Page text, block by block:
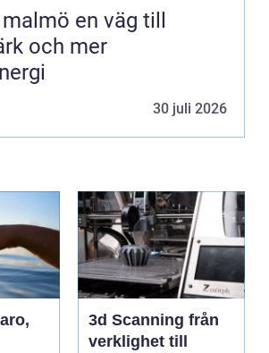
en väg till
och mer
30 juli 2026
3d Scanning från
verklighet till